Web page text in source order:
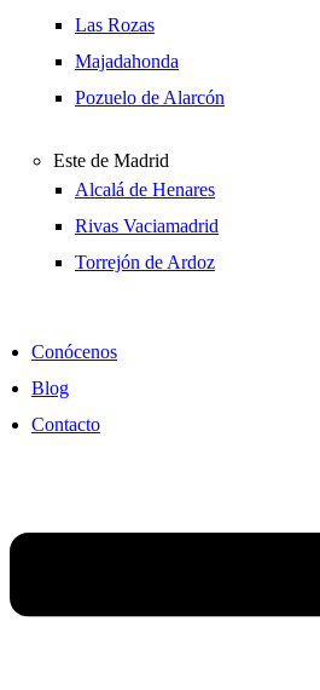
Las Rozas
Majadahonda
Pozuelo de Alarcón
Este de Madrid
Alcalá de Henares
Rivas Vaciamadrid
Torrejón de Ardoz
Conócenos
Blog
Contacto